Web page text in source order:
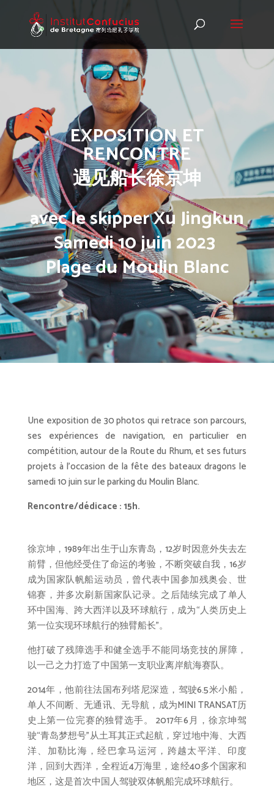
EXPOSITION ET
RENCONTRE
遇见船长徐京坤
avec le skipper Xu Jingkun
Samedi 10 juin 2023
Plage du Moulin Blanc
Une exposition de 30 photos qui retrace son parcours,
ses expériences de navigation, en particulier en
compétition, autour de la Route du Rhum, et ses futurs
projets à l’occasion de la fête des bateaux dragons le
samedi 10 juin sur le parking du Moulin Blanc.
Rencontre/dédicace : 15h.
徐京坤，1989年出生于山东青岛，12岁时因意外失去左
前臂，但他经受住了命运的考验，不断突破自我，16岁
成为国家队帆船运动员，曾代表中国参加残奥会、世
锦赛，并多次刷新国家队记录。之后陆续完成了单人
环中国海、跨大西洋以及环球航行，成为“人类历史上
第一位实现环球航行的独臂船长”。
他打破了残障选手和健全选手不能同场竞技的屏障，
以一己之力打造了中国第一支职业离岸航海赛队。
2014年，他前往法国布列塔尼深造，驾驶6.5米小船，
单人不间断、无通讯、无导航，成为MINI TRANSAT历
史上第一位完赛的独臂选手。 2017年6月，徐京坤驾
驶“青岛梦想号”从土耳其正式起航，穿过地中海、大西
洋、加勒比海，经巴拿马运河，跨越太平洋、印度
洋，回到大西洋，全程近4万海里，途经40多个国家和
地区，这是首次中国人驾驶双体帆船完成环球航行。